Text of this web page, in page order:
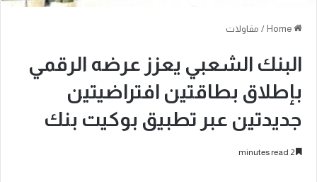
/ مقاولات
البنك الشعبي يعزز عرضه الرقمي
بإطلاق بطاقتين افتراضيتين
جديدتين عبر تطبيق بوكيت بنك